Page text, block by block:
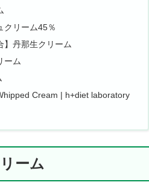
クリーム45％
】丹那生クリーム
ーム
Cream | h+diet laboratory
ーム